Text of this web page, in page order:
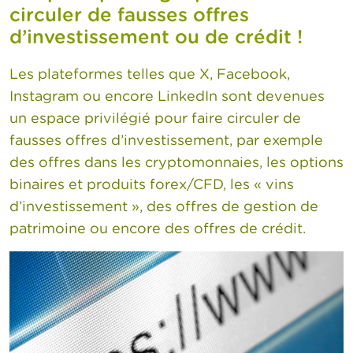
n
e
l
L
F
S
M
A
A
t
u
a
l
i
t
é
s
e
circuler de fausses offres
d’investissement ou de crédit !
Les plateformes telles que X, Facebook,
Instagram ou encore LinkedIn sont devenues
un espace privilégié pour faire circuler de
fausses offres d’investissement, par exemple
des offres dans les cryptomonnaies, les options
binaires et produits forex/CFD, les « vins
d’investissement », des offres de gestion de
patrimoine ou encore des offres de crédit.